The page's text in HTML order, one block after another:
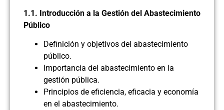
1.1. Introducción a la Gestión del Abastecimiento
Público
Definición y objetivos del abastecimiento
público.
Importancia del abastecimiento en la
gestión pública.
Principios de eficiencia, eficacia y economía
en el abastecimiento.